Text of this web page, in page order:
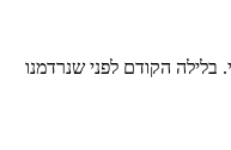
הקודם לפני שנרדמנו